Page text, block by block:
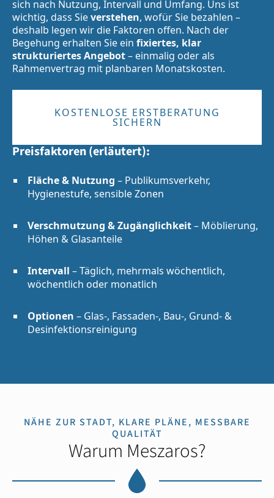
sich nach Nutzung, Intervall und Umfang. Uns ist
wichtig, dass Sieverstehen, wofür Sie bezahlen –
deshalb legen wir die Faktoren offen. Nach der
Begehung erhalten Sie ein fixiertes, klar
strukturiertes Angebot– einmalig oder als
Rahmenvertrag mit planbaren Monatskosten.
KOSTENLOSE ERSTBERATUNG
SICHERN
Preisfaktoren (erläutert):
Fläche & Nutzung – Publikumsverkehr,
Hygienestufe, sensible Zonen
Verschmutzung & Zugänglichkeit– Möblierung,
Höhen & Glasanteile
Intervall – Täglich, mehrmals wöchentlich,
wöchentlich oder monatlich
Optionen – Glas-, Fassaden-, Bau-, Grund- &
Desinfektionsreinigung
NÄHE ZUR STADT, KLARE PLÄNE, MESSBARE
QUALITÄT
Warum Meszaros?